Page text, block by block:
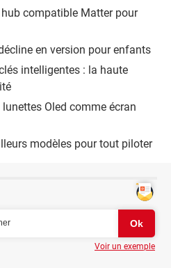
compatible Matter pour
en version pour enfants
intelligentes : la haute
Oled comme écran
modèles pour tout piloter
Voir un exemple